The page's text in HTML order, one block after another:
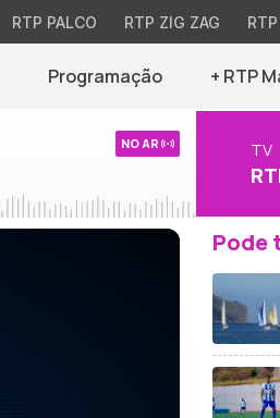
RTP PALCO RTP ZIG ZAG
Programação + RTP
NO AR TV
Pode